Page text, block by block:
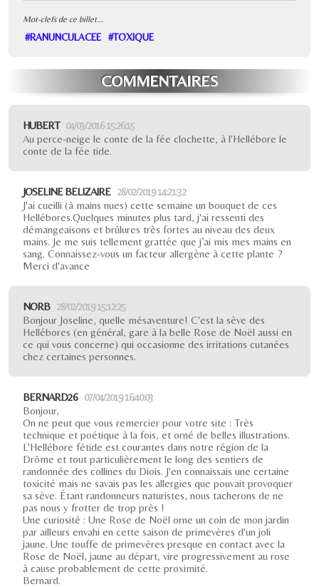
Mot-clefs de ce billet...
#RANUNCULACEE #TOXIQUE
COMMENTAIRES
HUBERT 04/03/2016 15:26:15
Au perce-neige le conte de la fée clochette, à l'Hellébore le
conte de la fée tide.
JOSELINE BELIZAIRE 28/02/2019 14:21:32
J'ai cueilli (à mains nues) cette semaine un bouquet de ces
Hellébores.Quelques minutes plus tard, j'ai ressenti des
démangeaisons et brûlures très fortes au niveau des deux
mains. Je me suis tellement grattée que j’ai mis mes mains en
sang. Connaissez-vous un facteur allergène à cette plante ?
Merci d'avance
NORB 28/02/2019 15:12:25
Bonjour Joseline, quelle mésaventure! C'est la sève des
Hellébores (en général, gare à la belle Rose de Noël aussi en
ce qui vous concerne) qui occasionne des irritations cutanées
chez certaines personnes.
BERNARD26 07/04/2019 16:40:03
Bonjour,
On ne peut que vous remercier pour votre site : Très
technique et poétique à la fois, et orné de belles illustrations.
L'Hellébore fétide est courantes dans notre région de la
Drôme et tout particulièrement le long des sentiers de
randonnée des collines du Diois. J'en connaissais une certaine
toxicité mais ne savais pas les allergies que pouvait provoquer
sa sève. Étant randonneurs naturistes, nous tacherons de ne
pas nous y frotter de trop près !
Une curiosité : Une Rose de Noël orne un coin de mon jardin
par ailleurs envahi en cette saison de primevères d'un joli
jaune. Une touffe de primevères presque en contact avec la
Rose de Noël, jaune au départ, vire progressivement au rose
à cause probablement de cette proximité.
Bernard.